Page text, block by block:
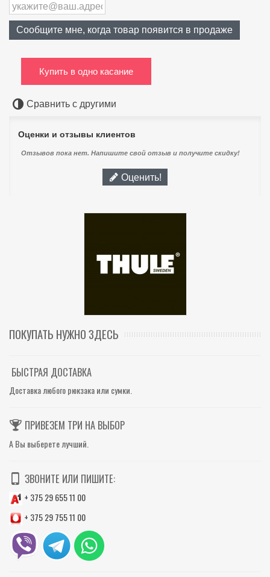
Сообщите мне, когда товар появится в продаже
Купить в одно касание
Сравнить с другими
Оценки и отзывы клиентов
Отзывов пока нет. Напишите свой отзыв и получите скидку!
Оценить!
ПОКУПАТЬ НУЖНО ЗДЕСЬ
БЫСТРАЯ ДОСТАВКА
Доставка любого рюкзака или сумки.
ПРИВЕЗЕМ ТРИ НА ВЫБОР
А Вы выберете лучший.
ЗВОНИТЕ ИЛИ ПИШИТЕ:
+ 375 29 655 11 00
+ 375 29 755 11 00